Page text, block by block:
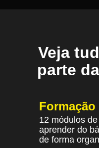
Veja
parte
12 módulos
aprender do
de forma